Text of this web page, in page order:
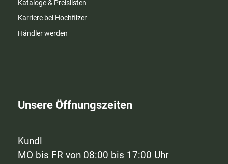
Kataloge & Preislisten
Karriere bei Hochfilzer
Händler werden
Unsere Öffnungszeiten
Kundl
MO bis FR von 08:00 bis 17:00 Uhr